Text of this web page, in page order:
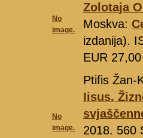
No
image.
Zolotaja
Moskva:
izdanija).
EUR
No
image.
Ptifis Žan-
Iisus.
2018. 560